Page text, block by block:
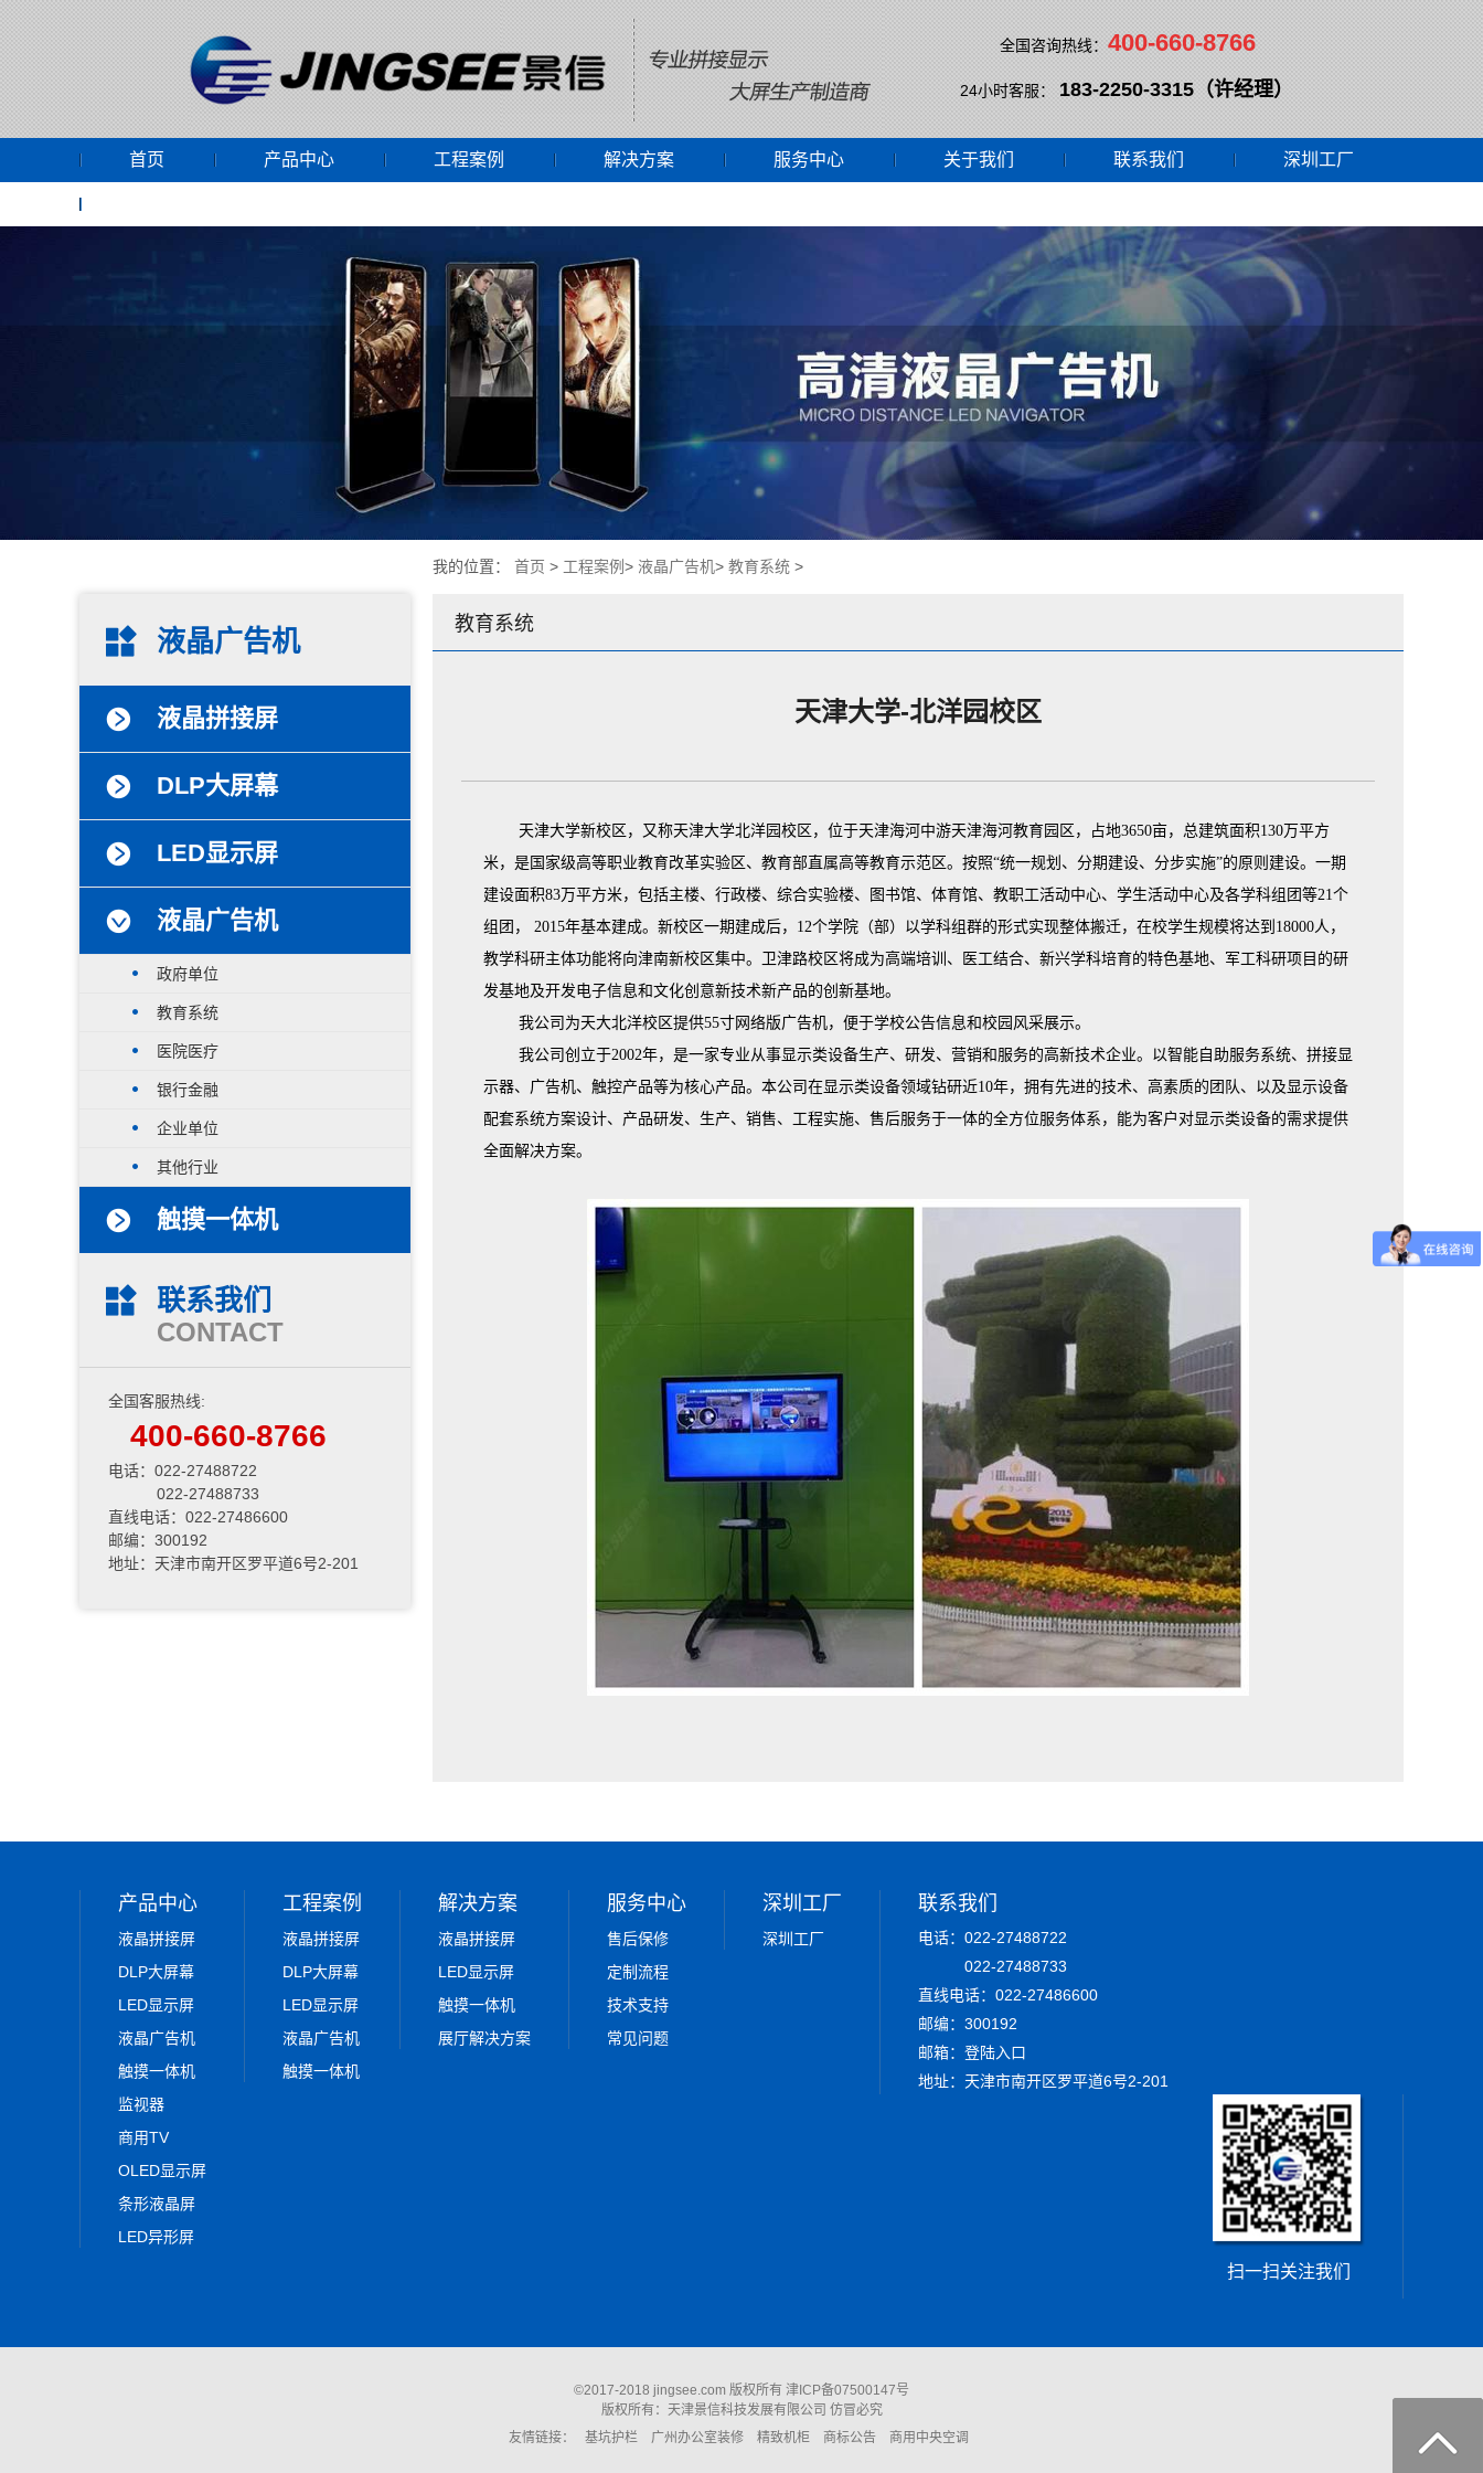
全国咨询热线： 400-660-8766
24小时客服： 183-2250-3315（许经理）
首页 产品中心 工程案例 解决方案 服务中心 关于我们 联系我们 深圳工厂
我的位置： 首页 > 工程案例> 液晶广告机> 教育系统 >
液晶广告机
液晶拼接屏
DLP大屏幕
LED显示屏
液晶广告机
政府单位
教育系统
医院医疗
银行金融
企业单位
其他行业
触摸一体机
联系我们
CONTACT
全国客服热线:
400-660-8766
电话：022-27488722
022-27488733
直线电话：022-27486600
邮编：300192
地址：天津市南开区罗平道6号2-201
教育系统
天津大学-北洋园校区
天津大学新校区，又称天津大学北洋园校区，位于天津海河中游天津海河教育园区，占地3650亩，总建筑面积130万平方
米，是国家级高等职业教育改革实验区、教育部直属高等教育示范区。按照“统一规划、分期建设、分步实施”的原则建设。一期
建设面积83万平方米，包括主楼、行政楼、综合实验楼、图书馆、体育馆、教职工活动中心、学生活动中心及各学科组团等21个
组团， 2015年基本建成。新校区一期建成后，12个学院（部）以学科组群的形式实现整体搬迁，在校学生规模将达到18000人，
教学科研主体功能将向津南新校区集中。卫津路校区将成为高端培训、医工结合、新兴学科培育的特色基地、军工科研项目的研
发基地及开发电子信息和文化创意新技术新产品的创新基地。
我公司为天大北洋校区提供55寸网络版广告机，便于学校公告信息和校园风采展示。
我公司创立于2002年，是一家专业从事显示类设备生产、研发、营销和服务的高新技术企业。以智能自助服务系统、拼接显
示器、广告机、触控产品等为核心产品。本公司在显示类设备领域钻研近10年，拥有先进的技术、高素质的团队、以及显示设备
配套系统方案设计、产品研发、生产、销售、工程实施、售后服务于一体的全方位服务体系，能为客户对显示类设备的需求提供
全面解决方案。
产品中心
液晶拼接屏
DLP大屏幕
LED显示屏
液晶广告机
触摸一体机
监视器
商用TV
OLED显示屏
条形液晶屏
LED异形屏
工程案例
液晶拼接屏
DLP大屏幕
LED显示屏
液晶广告机
触摸一体机
解决方案
液晶拼接屏
LED显示屏
触摸一体机
展厅解决方案
服务中心
售后保修
定制流程
技术支持
常见问题
深圳工厂
深圳工厂
联系我们
电话：022-27488722
022-27488733
直线电话：022-27486600
邮编：300192
邮箱： 登陆入口
地址：天津市南开区罗平道6号2-201
扫一扫关注我们
©2017-2018 jingsee.com 版权所有 津ICP备07500147号
版权所有：天津景信科技发展有限公司 仿冒必究
友情链接：
基坑护栏 广州办公室装修 精致机柜 商标公告 商用中央空调